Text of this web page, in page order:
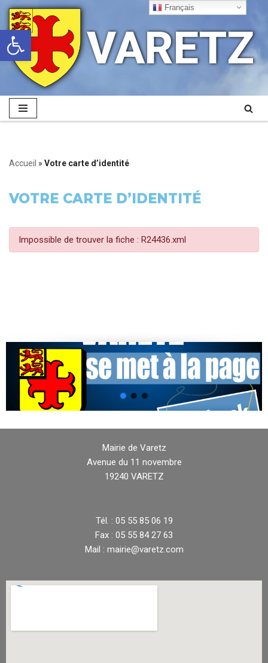
Ouvrir la barre d’outils
Aller
au
contenu
VARETZ
Accueil » Votre carte d’identité
VOTRE CARTE D’IDENTITÉ
Impossible de trouver la fiche : R24436.xml
Mairie de Varetz
Avenue du 11 novembre
19240 VARETZ
Tél. : 05 55 85 06 19
Fax : 05 55 84 27 63
Mail : mairie@varetz.com
Français